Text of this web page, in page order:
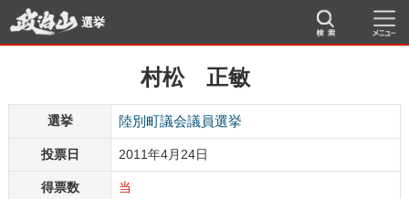
選挙
村松 正敏
選挙 陸別町議会議員選挙
投票日 2011年4月24日
得票数 当